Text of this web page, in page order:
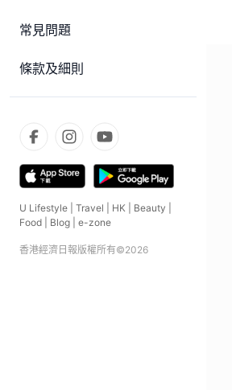
常見問題
條款及細則
U Lifestyle Travel HK Beauty
Food
Blog e-zone
香港經濟日報版權所有©2026